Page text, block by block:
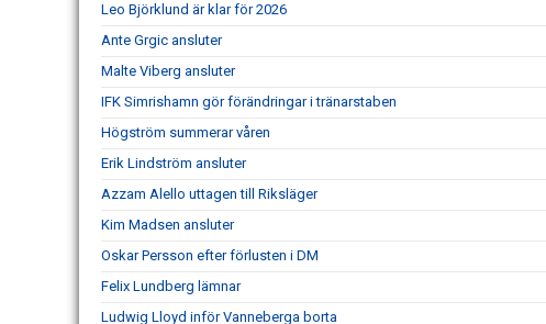
Leo Björklund är klar för 2026
Ante Grgic ansluter
Malte Viberg ansluter
IFK Simrishamn gör förändringar i tränarstaben
Högström summerar våren
Erik Lindström ansluter
Azzam Alello uttagen till Riksläger
Kim Madsen ansluter
Oskar Persson efter förlusten i DM
Felix Lundberg lämnar
Ludwig Lloyd inför Vanneberga borta